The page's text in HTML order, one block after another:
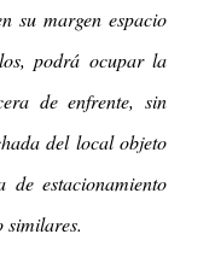
su margen espacio
podrá ocupar la
de enfrente, sin
del local objeto
estacionamiento
similares.